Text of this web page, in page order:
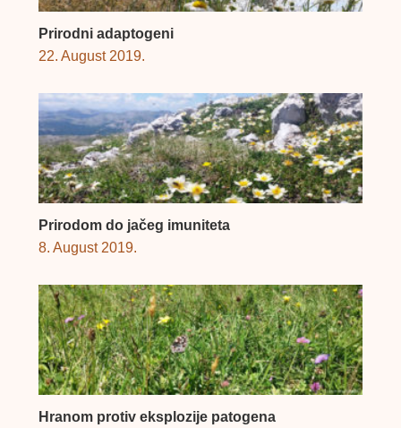
Prirodni adaptogeni
22. August 2019.
Prirodom do jačeg imuniteta
8. August 2019.
Hranom protiv eksplozije patogena